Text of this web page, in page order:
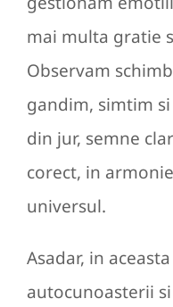
mai multa gratie
Observam
gandim, simtim
din jur, semne
corect, in
universul.
Asadar, in
autocunoasterii